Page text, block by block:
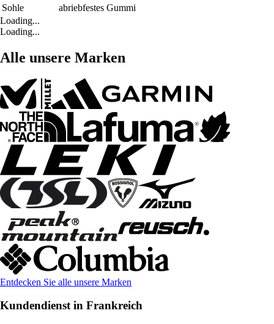
Sohle
abriebfestes Gummi
Loading...
Loading...
Alle unsere Marken
Entdecken Sie alle unsere Marken
Kundendienst in Frankreich